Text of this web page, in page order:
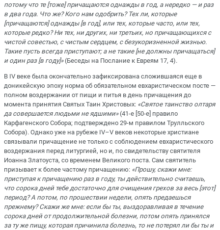
потому что те [тоже] причащаются однажды в год, а нередко — и раз
в два года. Что же? Кого нам одобрить? Тех ли, которые
[причащаются] однажды [в год], или тех, которые часто, или тех,
которые редко? Ни тех, ни других, ни третьих, но причащающихся с
чистой совестью, с чистым сердцем, с безукоризненной жизнью.
Такие пусть всегда приступают; а не такие [не должны причащаться]
и один раз [в году]»(Беседы на Послание к Евреям 17, 4).
В IV веке была окончательно зафиксирована сложившаяся еще в
доникейскую эпоху норма об обязательном евхаристическом посте —
полном воздержании от пищи и питья в день причащения до
момента принятия Святых Таин Христовых: «Святое таинство олтаря
да совершается людьми не ядшими»(41-е [50-е] правило
Карфагенского Собора; подтверждено 29-м правилом Трулльского
Собора). Однако уже на рубеже IV–V веков некоторые христиане
связывали причащение не только с соблюдением евхаристического
воздержания перед литургией, но и, по свидетельству святителя
Иоанна Златоуста, со временем Великого поста. Сам святитель
призывает к более частому причащению: «Прошу, скажи мне:
приступая к причащению раз в году, ты действительно считаешь,
что сорока дней тебе достаточно для очищения грехов за весь [этот]
период? А потом, по прошествии недели, опять предаешься
прежнему? Скажи же мне: если бы ты, выздоравливая в течение
сорока дней от продолжительной болезни, потом опять принялся
за ту же пищу, которая причинила болезнь, то не потерял ли бы ты и